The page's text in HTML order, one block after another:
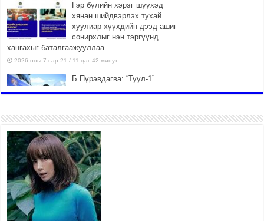
Гэр бүлийн хэрэг шүүхэд
хянан шийдвэрлэх тухай
хуулиар хүүхдийн дээд ашиг
сонирхлыг нэн тэргүүнд
хангахыг баталгаажууллаа
2026 оны 7 сар 21 / 11 цаг 42 минут
Б.Пүрэвдагва: “Туул-1”
2026 оны 7 сар 21 / 10 цаг 15 минут
НИЙСЛЭЛ, АЙМГИЙН УДИРДЛАГУУДЫН
АЖЛЫГ ХҮНД СУРТЛЫГ БУУРУУЛЖ, ИРГЭД,
АЖ АХУЙН НЭГЖИЙН АЧААГ ХЭРХЭН
ХӨНГӨЛСНӨӨР ДҮГНЭНЭ
2026 оны 7 сар 21 / 10 цаг 09 минут
Байнгын хорооны дарга М.Мандхай Цөлжилттэй
тэмцэх тухай НҮБ-ын конвенцын талуудын 17